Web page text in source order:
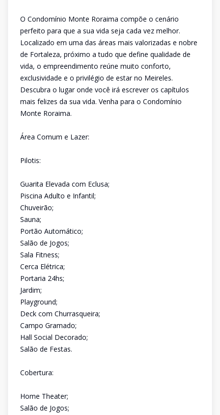
O Condomínio Monte Roraima compõe o cenário
perfeito para que a sua vida seja cada vez melhor.
Localizado em uma das áreas mais valorizadas e nobre
de Fortaleza, próximo a tudo que define qualidade de
vida, o empreendimento reúne muito conforto,
exclusividade e o privilégio de estar no Meireles.
Descubra o lugar onde você irá escrever os capítulos
mais felizes da sua vida. Venha para o Condomínio
Monte Roraima.
Área Comum e Lazer:
Pilotis:
Guarita Elevada com Eclusa;
Piscina Adulto e Infantil;
Chuveirão;
Sauna;
Portão Automático;
Salão de Jogos;
Sala Fitness;
Cerca Elétrica;
Portaria 24hs;
Jardim;
Playground;
Deck com Churrasqueira;
Campo Gramado;
Hall Social Decorado;
Salão de Festas.
Cobertura:
Home Theater;
Salão de Jogos;